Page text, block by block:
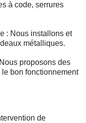
à code, serrures
: Nous installons et
métalliques.
proposons des
bon fonctionnement
de